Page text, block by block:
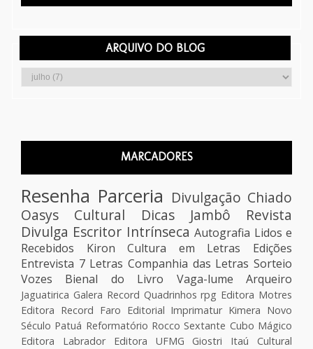
ARQUIVO DO BLOG
MARCADORES
Resenha Parceria Divulgação Chiado
Oasys Cultural
Dicas Jambô
Revista
Divulga Escritor Intrínseca Autografia Lidos e
Recebidos
Kiron
Cultura em Letras Edições
Entrevista 7 Letras Companhia das Letras Sorteio
Vozes
Bienal do Livro Vaga-lume Arqueiro
Jaguatirica Galera Record Quadrinhos rpg Editora Motres
Editora Record Faro Editorial Imprimatur Kimera Novo
Século Patuá Reformatório Rocco Sextante Cubo Mágico
Editora Labrador
Editora UFMG Giostri
Itaú Cultural